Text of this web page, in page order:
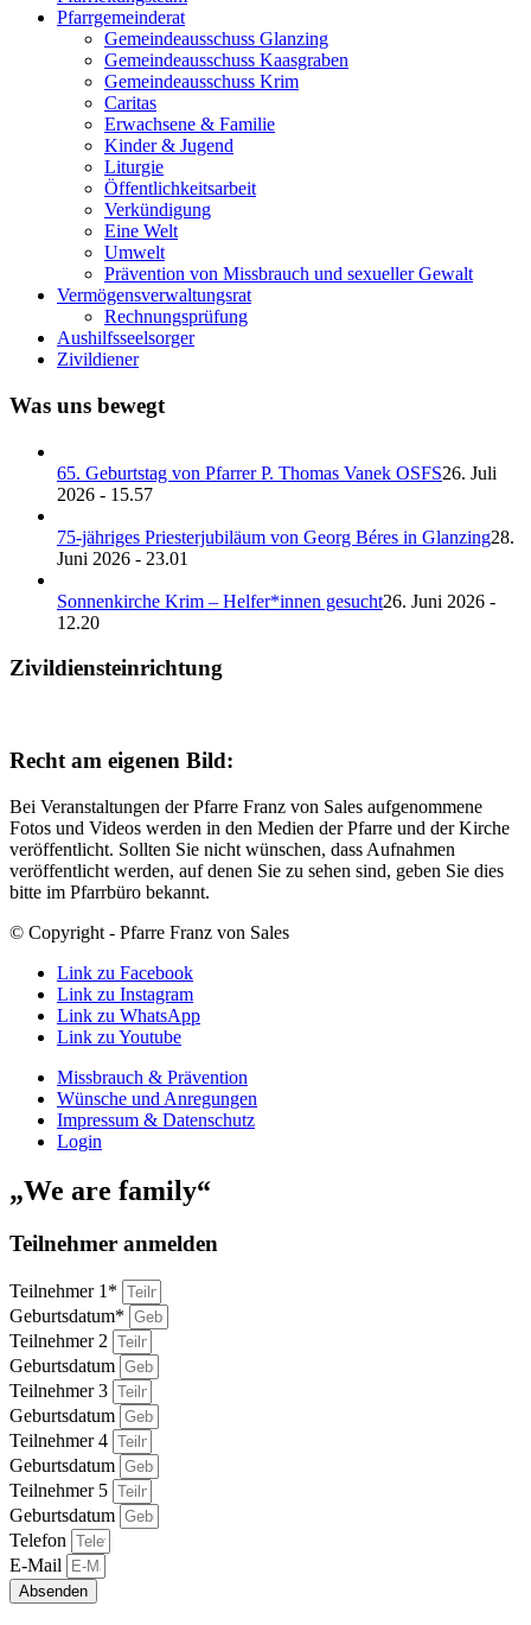
Pfarrgemeinderat
Gemeindeausschuss Glanzing
Gemeindeausschuss Kaasgraben
Gemeindeausschuss Krim
Caritas
Erwachsene & Familie
Kinder & Jugend
Liturgie
Öffentlichkeitsarbeit
Verkündigung
Eine Welt
Umwelt
Prävention von Missbrauch und sexueller Gewalt
Vermögensverwaltungsrat
Rechnungsprüfung
Aushilfsseelsorger
Zivildiener
Was uns bewegt
65. Geburtstag von Pfarrer P. Thomas Vanek OSFS26. Juli
2026 - 15.57
75-jähriges Priesterjubiläum von Georg Béres in Glanzing28.
Juni 2026 - 23.01
Sonnenkirche Krim – Helfer*innen gesucht26. Juni 2026 -
12.20
Zivildiensteinrichtung
Recht am eigenen Bild:
Bei Veranstaltungen der Pfarre Franz von Sales aufgenommene
Fotos und Videos werden in den Medien der Pfarre und der Kirche
veröffentlicht. Sollten Sie nicht wünschen, dass Aufnahmen
veröffentlicht werden, auf denen Sie zu sehen sind, geben Sie dies
bitte im Pfarrbüro bekannt.
© Copyright - Pfarre Franz von Sales
Link zu Facebook
Link zu Instagram
Link zu WhatsApp
Link zu Youtube
Missbrauch & Prävention
Wünsche und Anregungen
Impressum & Datenschutz
Login
„We are family“
Teilnehmer anmelden
Teilnehmer 1*
Geburtsdatum*
Teilnehmer 2
Geburtsdatum
Teilnehmer 3
Geburtsdatum
Teilnehmer 4
Geburtsdatum
Teilnehmer 5
Geburtsdatum
Telefon
E-Mail
Absenden